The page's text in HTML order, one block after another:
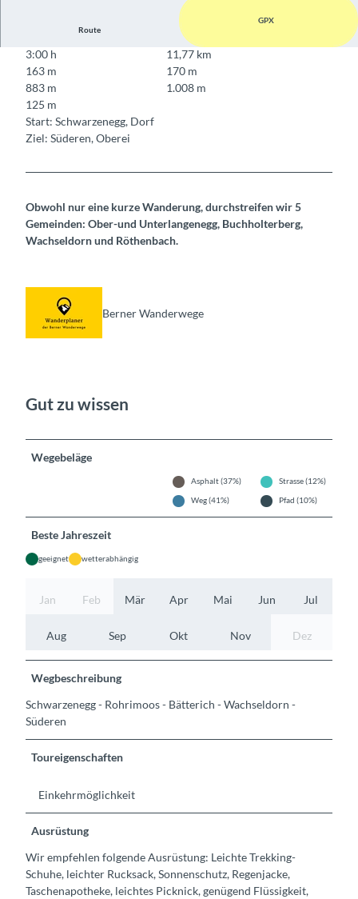
Route
GPX
3:00 h
11,77 km
163 m
170 m
883 m
1.008 m
125 m
Start: Schwarzenegg, Dorf
Ziel: Süderen, Oberei
Obwohl nur eine kurze Wanderung, durchstreifen wir 5
Gemeinden: Ober-und Unterlangenegg, Buchholterberg,
Wachseldorn und Röthenbach.
Berner Wanderwege
Gut zu wissen
Wegebeläge
Asphalt (37%)
Strasse (12%)
Weg (41%)
Pfad (10%)
Beste Jahreszeit
geeignet wetterabhängig
Jan Feb Mär Apr Mai Jun Jul
Aug Sep Okt Nov Dez
Wegbeschreibung
Schwarzenegg - Rohrimoos - Bätterich - Wachseldorn -
Süderen
Toureigenschaften
Einkehrmöglichkeit
Ausrüstung
Wir empfehlen folgende Ausrüstung: Leichte Trekking-
Schuhe, leichter Rucksack, Sonnenschutz, Regenjacke,
Taschenapotheke, leichtes Picknick, genügend Flüssigkeit,